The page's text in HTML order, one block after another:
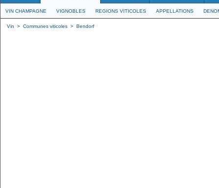
VIN CHAMPAGNE VIGNOBLES REGIONS VITICOLES APPELLATIONS
Vin > Communes viticoles > Bendorf